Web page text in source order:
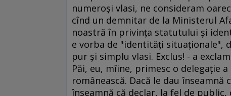
numeroşi vlasi, ne consideram
cînd un demnitar de la Ministerul
noastră în privinţa statutului şi
e vorba de "identităţi situaţionale",
pur şi simplu vlasi. Exclus! - a
Păi, eu, mîine, primesc o delegaţie
românească. Dacă le dau
înseamnă că declar, la fel de